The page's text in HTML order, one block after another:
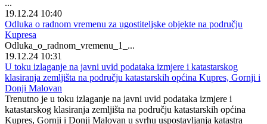
...
19.12.24 10:40
Odluka o radnom vremenu za ugostiteljske objekte na području
Kupresa
Odluka_o_radnom_vremenu_1_...
19.12.24 10:31
U toku izlaganje na javni uvid podataka izmjere i katastarskog
klasiranja zemljišta na području katastarskih općina Kupres, Gornji i
Donji Malovan
Trenutno je u toku izlaganje na javni uvid podataka izmjere i
katastarskog klasiranja zemljišta na području katastarskih općina
Kupres, Gornji i Donji Malovan u svrhu uspostavljanja katastra